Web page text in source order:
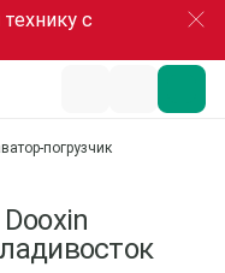
с
погрузчик